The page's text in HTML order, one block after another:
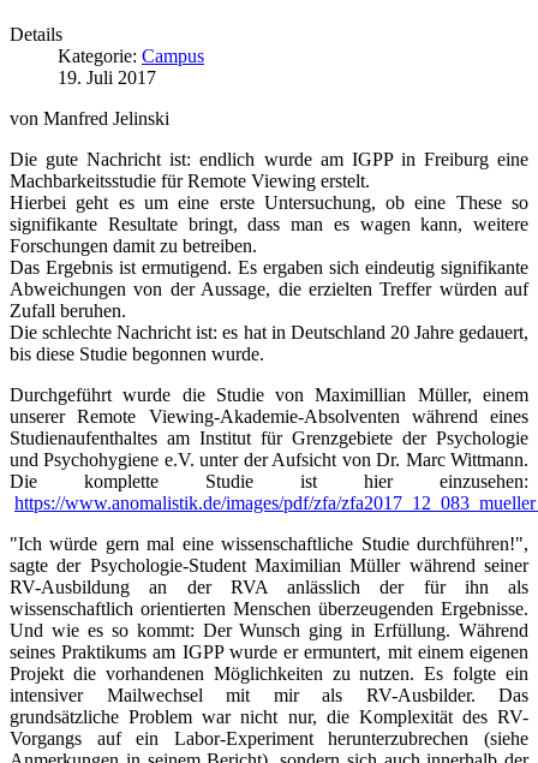
Details
Kategorie: Campus
19. Juli 2017
von Manfred Jelinski
Die gute Nachricht ist: endlich wurde am IGPP in Freiburg eine
Machbarkeitsstudie für Remote Viewing erstelt.
Hierbei geht es um eine erste Untersuchung, ob eine These so
signifikante Resultate bringt, dass man es wagen kann, weitere
Forschungen damit zu betreiben.
Das Ergebnis ist ermutigend. Es ergaben sich eindeutig signifikante
Abweichungen von der Aussage, die erzielten Treffer würden auf
Zufall beruhen.
Die schlechte Nachricht ist: es hat in Deutschland 20 Jahre gedauert,
bis diese Studie begonnen wurde.
Durchgeführt wurde die Studie von Maximillian Müller, einem
unserer Remote Viewing-Akademie-Absolventen während eines
Studienaufenthaltes am Institut für Grenzgebiete der Psychologie
und Psychohygiene e.V. unter der Aufsicht von Dr. Marc Wittmann.
Die komplette Studie ist hier einzusehen:
https://www.anomalistik.de/images/pdf/zfa/
"Ich würde gern mal eine wissenschaftliche Studie durchführen!",
sagte der Psychologie-Student Maximilian Müller während seiner
RV-Ausbildung an der RVA anlässlich der für ihn als
wissenschaftlich orientierten Menschen überzeugenden Ergebnisse.
Und wie es so kommt: Der Wunsch ging in Erfüllung. Während
seines Praktikums am IGPP wurde er ermuntert, mit einem eigenen
Projekt die vorhandenen Möglichkeiten zu nutzen. Es folgte ein
intensiver Mailwechsel mit mir als RV-Ausbilder. Das
grundsätzliche Problem war nicht nur, die Komplexität des RV-
Vorgangs auf ein Labor-Experiment herunterzubrechen (siehe